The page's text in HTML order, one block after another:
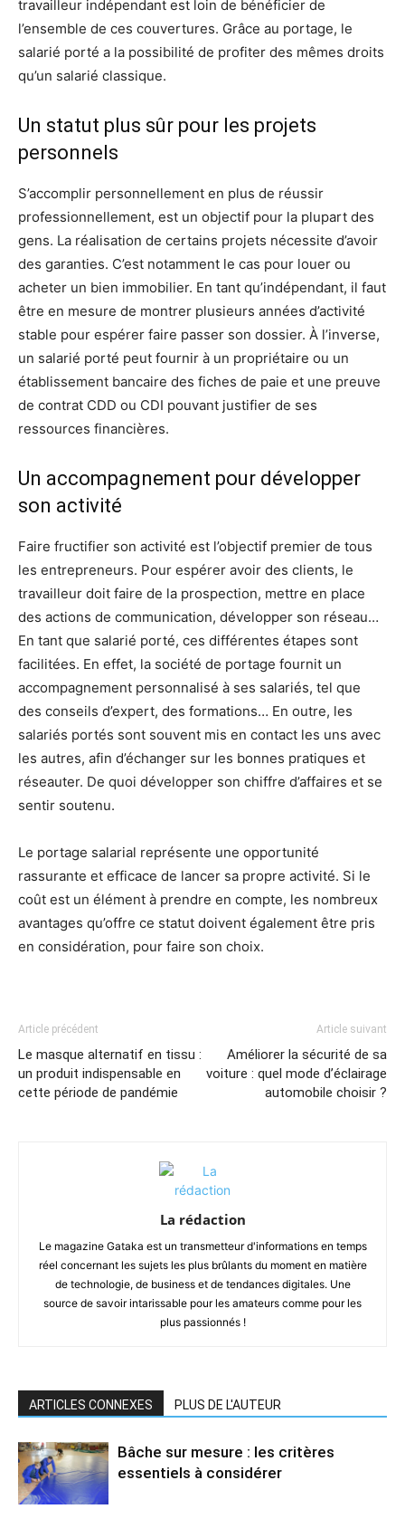
travailleur indépendant est loin de bénéficier de
l’ensemble de ces couvertures. Grâce au portage, le
salarié porté a la possibilité de profiter des mêmes droits
qu’un salarié classique.
Un statut plus sûr pour les projets
personnels
S’accomplir personnellement en plus de réussir
professionnellement, est un objectif pour la plupart des
gens. La réalisation de certains projets nécessite d’avoir
des garanties. C’est notamment le cas pour louer ou
acheter un bien immobilier. En tant qu’indépendant, il faut
être en mesure de montrer plusieurs années d’activité
stable pour espérer faire passer son dossier. À l’inverse,
un salarié porté peut fournir à un propriétaire ou un
établissement bancaire des fiches de paie et une preuve
de contrat CDD ou CDI pouvant justifier de ses
ressources financières.
Un accompagnement pour développer
son activité
Faire fructifier son activité est l’objectif premier de tous
les entrepreneurs. Pour espérer avoir des clients, le
travailleur doit faire de la prospection, mettre en place
des actions de communication, développer son réseau…
En tant que salarié porté, ces différentes étapes sont
facilitées. En effet, la société de portage fournit un
accompagnement personnalisé à ses salariés, tel que
des conseils d’expert, des formations… En outre, les
salariés portés sont souvent mis en contact les uns avec
les autres, afin d’échanger sur les bonnes pratiques et
réseauter. De quoi développer son chiffre d’affaires et se
sentir soutenu.
Le portage salarial représente une opportunité
rassurante et efficace de lancer sa propre activité. Si le
coût est un élément à prendre en compte, les nombreux
avantages qu’offre ce statut doivent également être pris
en considération, pour faire son choix.
Article précédent
Le masque alternatif en tissu :
un produit indispensable en
cette période de pandémie
Article suivant
Améliorer la sécurité de sa
voiture : quel mode d’éclairage
automobile choisir ?
La rédaction
Le magazine Gataka est un transmetteur d'informations en temps
réel concernant les sujets les plus brûlants du moment en matière
de technologie, de business et de tendances digitales. Une
source de savoir intarissable pour les amateurs comme pour les
plus passionnés !
ARTICLES CONNEXES PLUS DE L'AUTEUR
Bâche sur mesure : les critères
essentiels à considérer